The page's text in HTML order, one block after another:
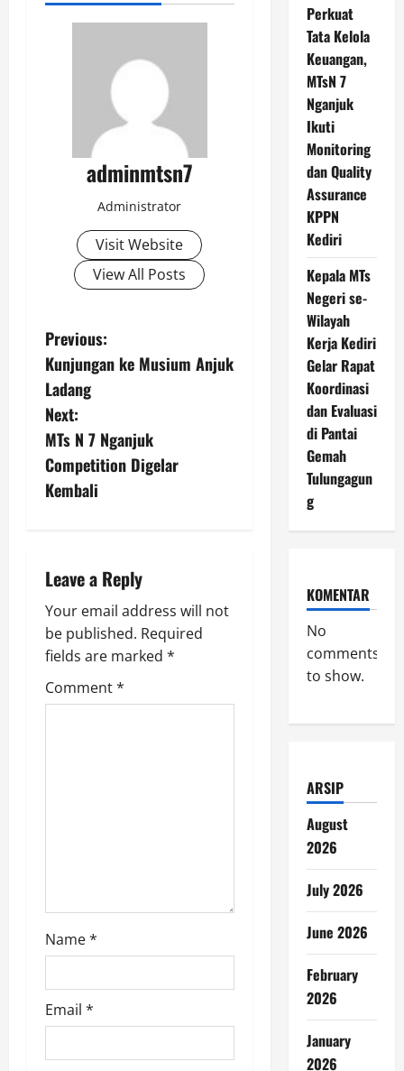
adminmtsn7
Administrator
Visit Website
View All Posts
P
o
s
t
n
v
i
g
a
Previous:
Kunjungan ke Musium Anjuk
Ladang
Next:
MTs N 7 Nganjuk
Competition Digelar
Kembali
Leave a Reply
Your email address will not
be published. Required
fields are marked *
Comment*
Name*
Email *
Perkuat
Tata Kelola
Keuangan,
MTsN 7
Nganjuk
Ikuti
Monitoring
dan Quality
Assurance
KPPN
Kediri
Kepala MTs
Negeri se-
Wilayah
Kerja Kediri
Gelar Rapat
Koordinasi
dan Evaluasi
di Pantai
Gemah
Tulungagun
g
KOMENTAR
No
comments
to show.
ARSIP
August
2026
July 2026
June 2026
February
2026
January
2026